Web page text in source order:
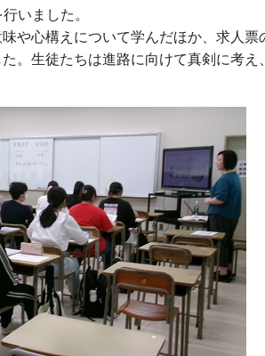
いました。
や心構えについて学んだほか、求人票
。 生徒たちは進路に向けて真剣に考え